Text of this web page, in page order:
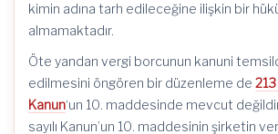
kimin adına tarh edileceğine ilişkin bir
almamaktadır.
Öte yandan vergi borcunun kanuni
edilmesini öngören bir düzenleme de 213
Kanun‘un 10. maddesinde mevcut
sayılı Kanun’un 10. maddesinin şirketin